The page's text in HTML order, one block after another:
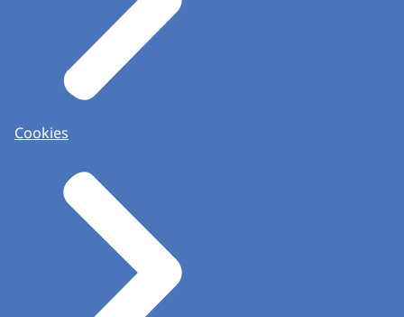
Cookies